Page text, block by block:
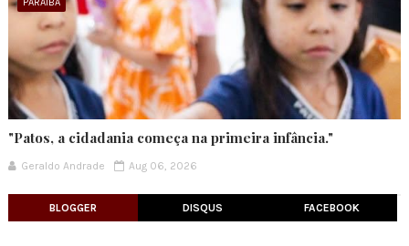
"Patos, a cidadania começa na primeira infância."
Geraldo Andrade Aug 06, 2026
BLOGGER DISQUS FACEBOOK